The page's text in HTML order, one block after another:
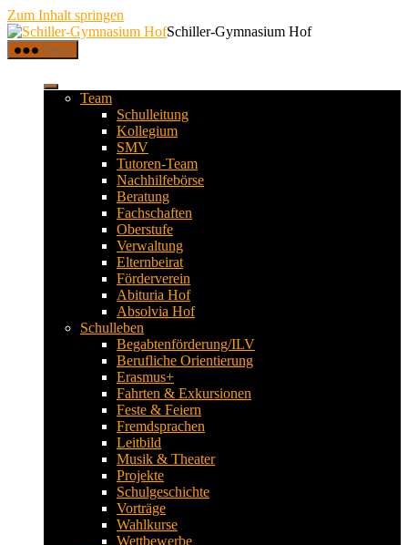
Zum Inhalt springen
Schiller-Gymnasium Hof
Menü
Team
Schulleitung
Kollegium
SMV
Tutoren-Team
Nachhilfebörse
Beratung
Fachschaften
Oberstufe
Verwaltung
Elternbeirat
Förderverein
Abituria Hof
Absolvia Hof
Schulleben
Begabtenförderung/ILV
Berufliche Orientierung
Erasmus+
Fahrten & Exkursionen
Feste & Feiern
Fremdsprachen
Leitbild
Musik & Theater
Projekte
Schulgeschichte
Vorträge
Wahlkurse
Wettbewerbe